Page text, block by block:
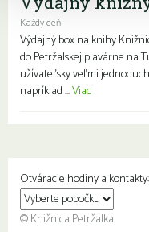
Každý deň
Výdajný box na knihy
do Petržalskej plavárne na
užívateľsky veľmi
napríklad ...Viac
Otváracie hodiny a kontakty:
© Knižnica Petržalka